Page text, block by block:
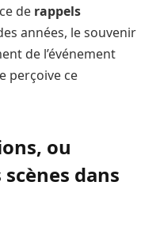
de rappels
années, le souvenir
de l’événement
perçoive ce
ou
dans